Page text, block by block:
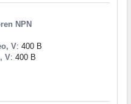
NPN
V: 400 В
V: 400 В